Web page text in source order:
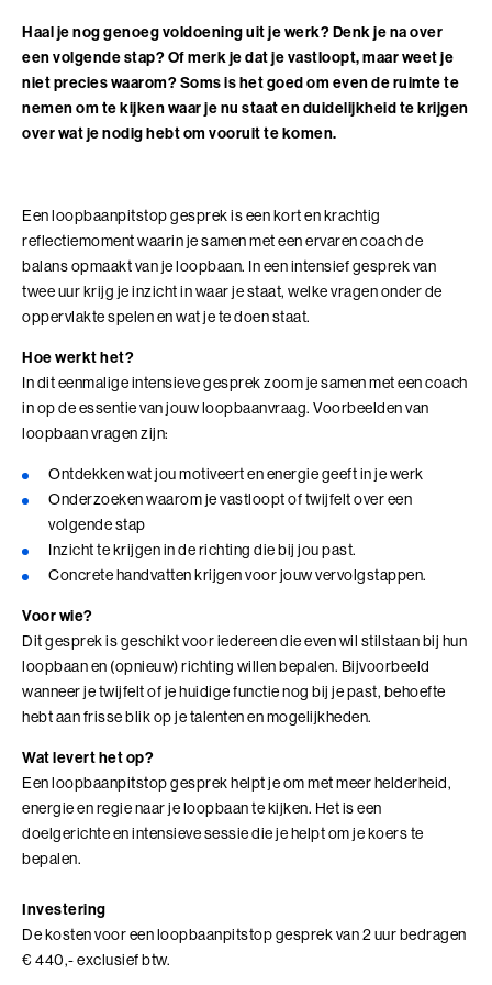
Thema's
Communicatie
Invloed en verandermanagement
Persoonlijke ontwikkeling
Leiderschap, Mens en Technologie
Verdiep je leiderschap in relatie tot technologie, AI
en strategie
Ontwikkel oordeelsvermogen in complexe
vraagstukken waar mens en technologie
samenkomen
Leer technologie verbinden aan de koers, inrichting
en doel van je organisatie
Voor leiders en strategische professionals die
technologie verandert
4 modules in 7 dagen
10+ jaar werkervaring
Alle trainingen
Authentiek Profileren
Beïnvloeden, Leiden, Positioneren
Bezielend Leiderschap
Professionals
Professionele vaardigheden
Stevige basis voor leiderschap
Verdiepend leiderschap
Cultuur en leiderschapsontwikkeling
Benieuwd wat we voor jouw organisatie
kunnen betekenen?
Plan eenvoudig een vrijblijvend adviesgesprek in en dan
verkennen we samen de mogelijkheden die passen bij
jouw vraag of organisatie.
Adviesgesprek Incompany
Executive Coaching
Loopbaancoaching
Coach opleidingen
Coach Practitioner
De Teamcoach
Informatiebijeenkomst
Locaties
Onze mensen
Werken bij
Kom jij ons team versterken?
Bekijk onze vacatures
Adviesgesprek Incompany
Veelgestelde vragen
Pers of samenwerkingen
Onze locaties
Bezoek ons in Noordwijk of Driebergen
Adresgegevens
Haal je nog genoeg voldoening uit je werk? Denk je na over
een volgende stap? Of merk je dat je vastloopt, maar weet je
niet precies waarom? Soms is het goed om even de ruimte te
nemen om te kijken waar je nu staat en duidelijkheid te krijgen
over wat je nodig hebt om vooruit te komen.
Een loopbaanpitstop gesprek is een kort en krachtig
reflectiemoment waarin je samen met een ervaren coach de
balans opmaakt van je loopbaan. In een intensief gesprek van
twee uur krijg je inzicht in waar je staat, welke vragen onder de
oppervlakte spelen en wat je te doen staat.
Hoe werkt het?
In dit eenmalige intensieve gesprek zoom je samen met een coach
in op de essentie van jouw loopbaanvraag. Voorbeelden van
loopbaan vragen zijn:
Ontdekken wat jou motiveert en energie geeft in je werk
Onderzoeken waarom je vastloopt of twijfelt over een
volgende stap
Inzicht te krijgen in de richting die bij jou past.
Concrete handvatten krijgen voor jouw vervolgstappen.
Voor wie?
Dit gesprek is geschikt voor iedereen die even wil stilstaan bij hun
loopbaan en (opnieuw) richting willen bepalen. Bijvoorbeeld
wanneer je twijfelt of je huidige functie nog bij je past, behoefte
hebt aan frisse blik op je talenten en mogelijkheden.
Wat levert het op?
Een loopbaanpitstop gesprek helpt je om met meer helderheid,
energie en regie naar je loopbaan te kijken. Het is een
doelgerichte en intensieve sessie die je helpt om je koers te
bepalen.
Investering
De kosten voor een loopbaanpitstop gesprek van 2 uur bedragen
€ 440,- exclusief btw.